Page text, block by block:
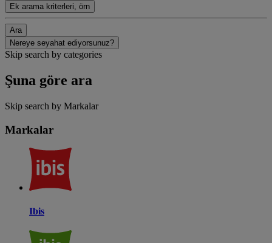
Ek arama kriterleri, örn
Ara
Nereye seyahat ediyorsunuz?
Skip search by categories
Şuna göre ara
Skip search by Markalar
Markalar
Ibis